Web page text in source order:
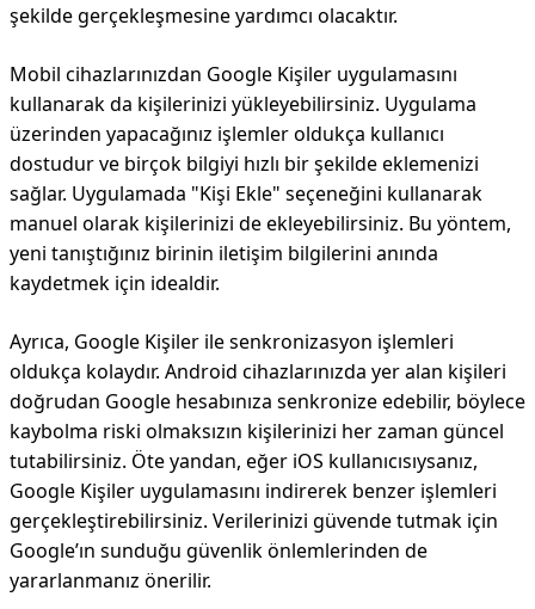
şekilde gerçekleşmesine yardımcı olacaktır.
Mobil cihazlarınızdan Google Kişiler uygulamasını
kullanarak da kişilerinizi yükleyebilirsiniz. Uygulama
üzerinden yapacağınız işlemler oldukça kullanıcı
dostudur ve birçok bilgiyi hızlı bir şekilde eklemenizi
sağlar. Uygulamada "Kişi Ekle" seçeneğini kullanarak
manuel olarak kişilerinizi de ekleyebilirsiniz. Bu yöntem,
yeni tanıştığınız birinin iletişim bilgilerini anında
kaydetmek için idealdir.
Ayrıca, Google Kişiler ile senkronizasyon işlemleri
oldukça kolaydır. Android cihazlarınızda yer alan kişileri
doğrudan Google hesabınıza senkronize edebilir, böylece
kaybolma riski olmaksızın kişilerinizi her zaman güncel
tutabilirsiniz. Öte yandan, eğer iOS kullanıcısıysanız,
Google Kişiler uygulamasını indirerek benzer işlemleri
gerçekleştirebilirsiniz. Verilerinizi güvende tutmak için
Google’ın sunduğu güvenlik önlemlerinden de
yararlanmanız önerilir.